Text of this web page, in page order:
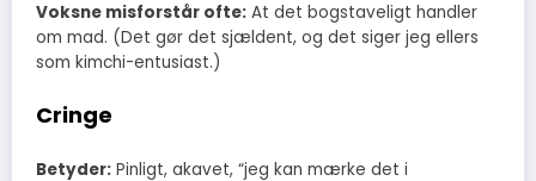
Voksne misforstår ofte: At det bogstaveligt handler
om mad. (Det gør det sjældent, og det siger jeg ellers
som kimchi-entusiast.)
Cringe
Betyder: Pinligt, akavet, “jeg kan mærke det i